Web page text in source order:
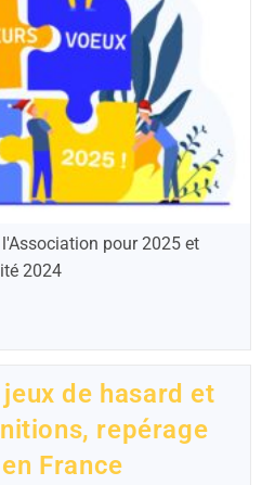
pour 2025 et
2024
de hasard et
repérage
France